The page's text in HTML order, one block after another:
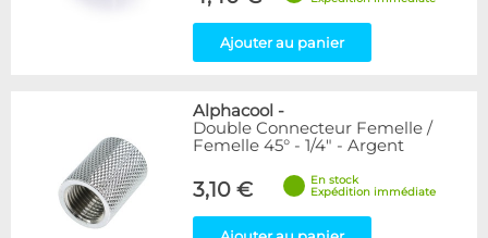
Ajouter au panier
Alphacool -
Double Connecteur Femelle /
Femelle 45° - 1/4" - Argent
3,10 €
En stock
Expédition immédiate